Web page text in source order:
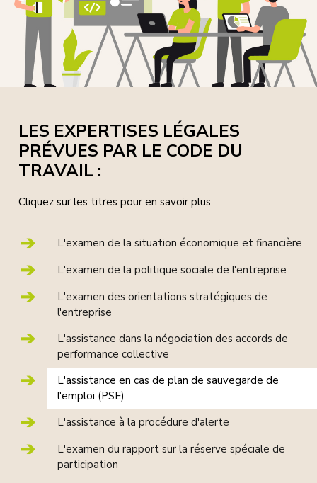
LES EXPERTISES LÉGALES
PRÉVUES PAR LE CODE DU
TRAVAIL :
Cliquez sur les titres pour en savoir plus
L'examen de la situation économique et financière
L'examen de la politique sociale de l'entreprise
L'examen des orientations stratégiques de
l'entreprise
L'assistance dans la négociation des accords de
performance collective
L'assistance en cas de plan de sauvegarde de
l'emploi (PSE)
L'assistance à la procédure d'alerte
L'examen du rapport sur la réserve spéciale de
participation